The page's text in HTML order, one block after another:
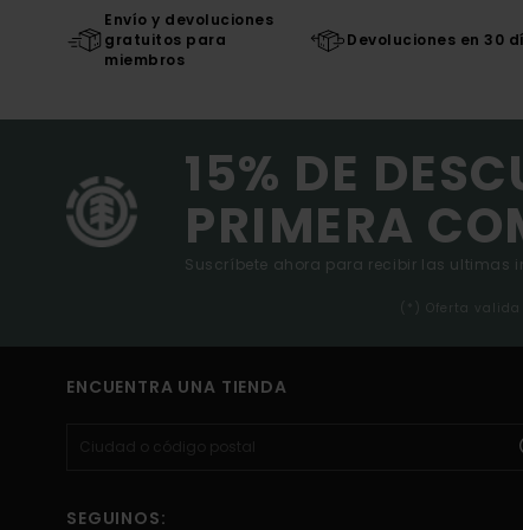
Envío y devoluciones
gratuitos para
miembros
Devoluciones en 30
15% DE
PRIMERA
Suscríbete ahora para recibir las ultimas
(*) Oferta
ENCUENTRA UNA TIENDA
SEGUINOS: